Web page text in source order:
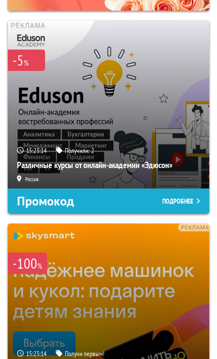
-5%
15:23:13 Получили:2
Различные курсы от онлайн-академии «Эдюсон»
Россия
Промокод ПОДРОБНЕЕ
-100%
15:23:13 Получи первым!